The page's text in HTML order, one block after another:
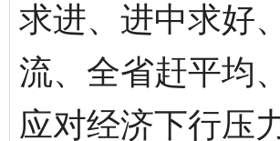
求进、进中求好
流、全省赶平均
应对经济下行压